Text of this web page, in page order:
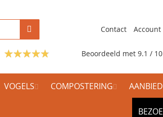
Contact Account
Beoordeeld met 9.1 /
VOGELS COMPOSTERING